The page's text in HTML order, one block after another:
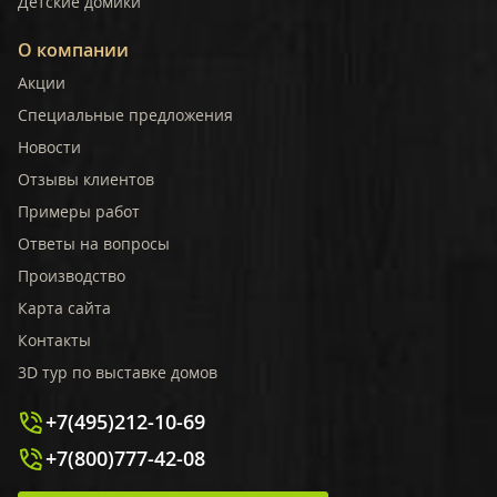
О компании
Акции
Специальные предложения
Новости
Отзывы клиентов
Примеры работ
Ответы на вопросы
Производство
Карта сайта
Контакты
3D тур по выставке домов
+7(495)212-10-69
+7(800)777-42-08